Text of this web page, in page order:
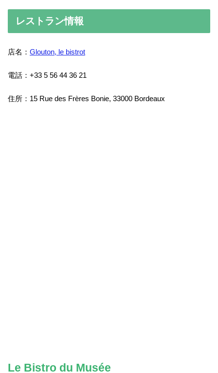
レストラン情報
店名： Glouton, le bistrot
電話：+33 5 56 44 36 21
住所：15 Rue des Frères Bonie, 33000 Bordeaux
Le Bistro du Musée